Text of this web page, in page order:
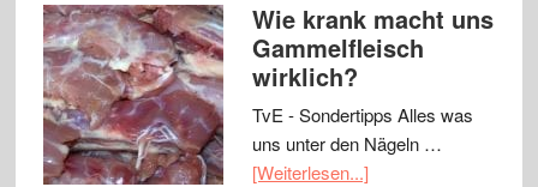
Wie krank macht uns
Gammelfleisch
wirklich?
TvE - Sondertipps Alles was
uns unter den Nägeln …
[Weiterlesen...]